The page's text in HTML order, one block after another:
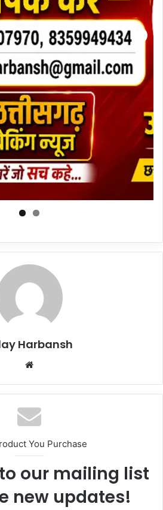
Harbansh
Website
You Purchase
our mailing list
new updates!